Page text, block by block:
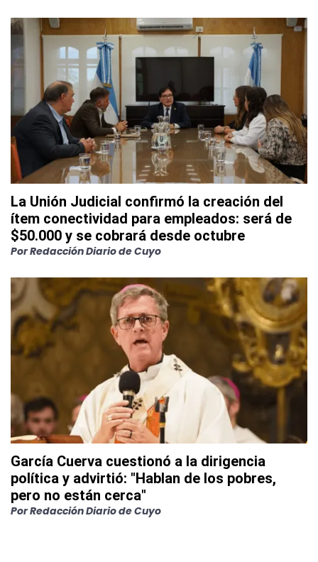
La Unión Judicial confirmó la creación del
ítem conectividad para empleados: será de
$50.000 y se cobrará desde octubre
PorRedacción Diario de Cuyo
García Cuerva cuestionó a la dirigencia
política y advirtió: "Hablan de los pobres,
pero no están cerca"
PorRedacción Diario de Cuyo